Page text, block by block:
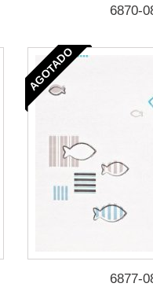
6870-
AGOTADO
6877-